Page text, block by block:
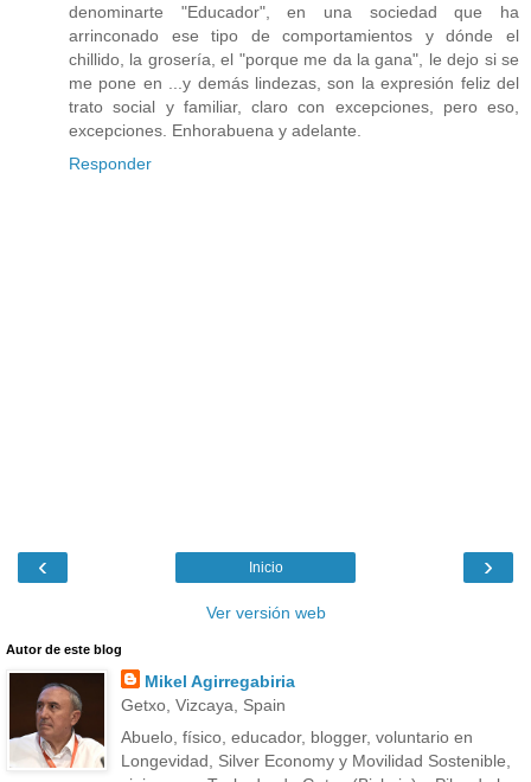
denominarte "Educador", en una sociedad que ha
arrinconado ese tipo de comportamientos y dónde el
chillido, la grosería, el "porque me da la gana", le dejo si se
me pone en ...y demás lindezas, son la expresión feliz del
trato social y familiar, claro con excepciones, pero eso,
excepciones. Enhorabuena y adelante.
Responder
‹ ›
Inicio
Ver versión web
Autor de este blog
Mikel Agirregabiria
Getxo, Vizcaya, Spain
Abuelo, físico, educador, blogger, voluntario en
Longevidad, Silver Economy y Movilidad Sostenible,